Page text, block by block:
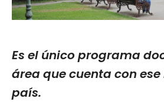
Es el único programa
área que cuenta con ese
país.